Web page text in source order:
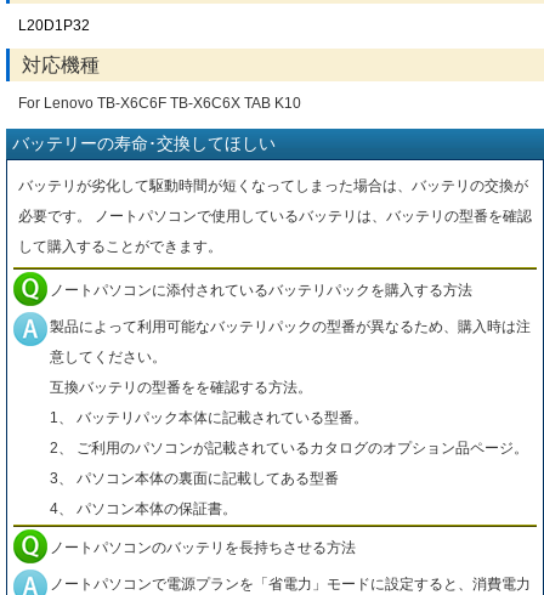
L20D1P32
対応機種
For Lenovo TB-X6C6F TB-X6C6X TAB K10
バッテリーの寿命･交換してほしい
バッテリが劣化して駆動時間が短くなってしまった場合は、バッテリの交換が
必要です。 ノートパソコンで使用しているバッテリは、バッテリの型番を確認
して購入することができます。
ノートパソコンに添付されているバッテリパックを購入する方法
製品によって利用可能なバッテリパックの型番が異なるため、購入時は注
意してください。
互換バッテリの型番をを確認する方法。
1、 バッテリパック本体に記載されている型番。
2、 ご利用のパソコンが記載されているカタログのオプション品ページ。
3、 パソコン本体の裏面に記載してある型番
4、 パソコン本体の保証書。
ノートパソコンのバッテリを長持ちさせる方法
ノートパソコンで電源プランを「省電力」モードに設定すると、消費電力